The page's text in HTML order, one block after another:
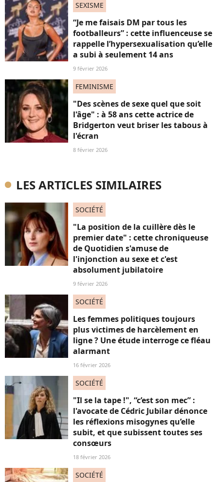
SEXISME
“Je me faisais DM par tous les
footballeurs” : cette influenceuse se
rappelle l’hypersexualisation qu’elle
a subi à seulement 14 ans
9 février 2026
FEMINISME
"Des scènes de sexe quel que soit
l'âge" : à 58 ans cette actrice de
Bridgerton veut briser les tabous à
l'écran
8 février 2026
LES ARTICLES SIMILAIRES
SOCIÉTÉ
"La position de la cuillère dès le
premier date" : cette chroniqueuse
de Quotidien s'amuse de
l'injonction au sexe et c'est
absolument jubilatoire
9 février 2026
SOCIÉTÉ
Les femmes politiques toujours
plus victimes de harcèlement en
ligne ? Une étude interroge ce fléau
alarmant
16 février 2026
SOCIÉTÉ
"Il se la tape !", “c’est son mec” :
l'avocate de Cédric Jubilar dénonce
les réflexions misogynes qu’elle
subit, et que subissent toutes ses
consœurs
18 février 2026
SOCIÉTÉ